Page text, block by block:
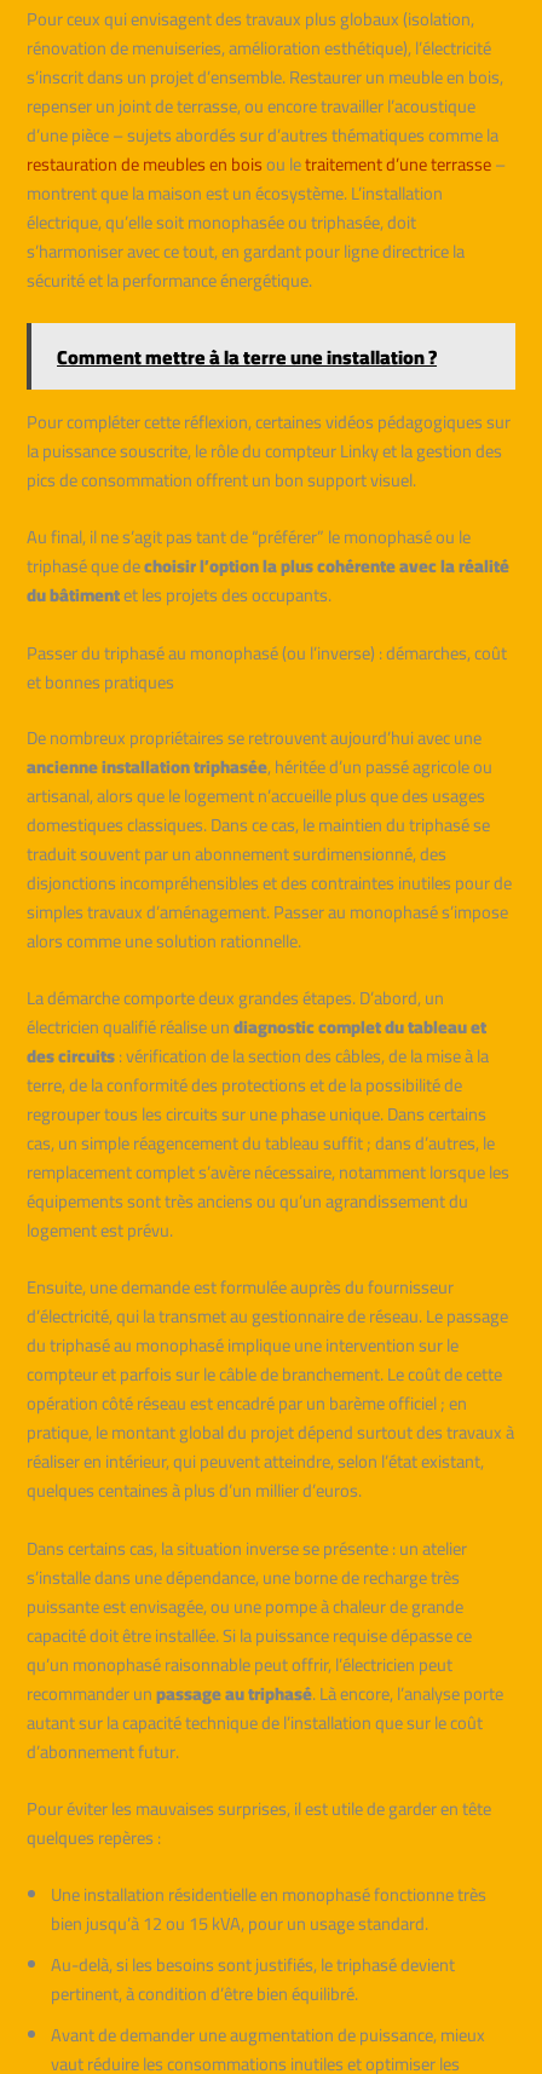
Pour ceux qui envisagent des travaux plus globaux (isolation,
rénovation de menuiseries, amélioration esthétique), l’électricité
s’inscrit dans un projet d’ensemble. Restaurer un meuble en bois,
repenser un joint de terrasse, ou encore travailler l’acoustique
d’une pièce – sujets abordés sur d’autres thématiques comme la
restauration de meubles en boisou letraitement d’une terrasse–
montrent que la maison est un écosystème. L’installation
électrique, qu’elle soit monophasée ou triphasée, doit
s’harmoniser avec ce tout, en gardant pour ligne directrice la
sécurité et la performance énergétique.
Comment mettre à la terre une installation ?
Pour compléter cette réflexion, certaines vidéos pédagogiques sur
la puissance souscrite, le rôle du compteur Linky et la gestion des
pics de consommation offrent un bon support visuel.
Au final, il ne s’agit pas tant de “préférer” le monophasé ou le
triphasé que dechoisir l’option la plus cohérente avec la réalité
du bâtimentet les projets des occupants.
Passer du triphasé au monophasé (ou l’inverse) : démarches, coût
et bonnes pratiques
De nombreux propriétaires se retrouvent aujourd’hui avec une
ancienne installation triphasée, héritée d’un passé agricole ou
artisanal, alors que le logement n’accueille plus que des usages
domestiques classiques. Dans ce cas, le maintien du triphasé se
traduit souvent par un abonnement surdimensionné, des
disjonctions incompréhensibles et des contraintes inutiles pour de
simples travaux d’aménagement. Passer au monophasé s’impose
alors comme une solution rationnelle.
La démarche comporte deux grandes étapes. D’abord, un
électricien qualifié réalise undiagnostic complet du tableau et
des circuits: vérification de la section des câbles, de la mise à la
terre, de la conformité des protections et de la possibilité de
regrouper tous les circuits sur une phase unique. Dans certains
cas, un simple réagencement du tableau suffit ; dans d’autres, le
remplacement complet s’avère nécessaire, notamment lorsque les
équipements sont très anciens ou qu’un agrandissement du
logement est prévu.
Ensuite, une demande est formulée auprès du fournisseur
d’électricité, qui la transmet au gestionnaire de réseau. Le passage
du triphasé au monophasé implique une intervention sur le
compteur et parfois sur le câble de branchement. Le coût de cette
opération côté réseau est encadré par un barème officiel ; en
pratique, le montant global du projet dépend surtout des travaux à
réaliser en intérieur, qui peuvent atteindre, selon l’état existant,
quelques centaines à plus d’un millier d’euros.
Dans certains cas, la situation inverse se présente : un atelier
s’installe dans une dépendance, une borne de recharge très
puissante est envisagée, ou une pompe à chaleur de grande
capacité doit être installée. Si la puissance requise dépasse ce
qu’un monophasé raisonnable peut offrir, l’électricien peut
recommander unpassage au triphasé. Là encore, l’analyse porte
autant sur la capacité technique de l’installation que sur le coût
d’abonnement futur.
Pour éviter les mauvaises surprises, il est utile de garder en tête
quelques repères :
Une installation résidentielle en monophasé fonctionne très
bien jusqu’à 12 ou 15 kVA, pour un usage standard.
Au-delà, si les besoins sont justifiés, le triphasé devient
pertinent, à condition d’être bien équilibré.
Avant de demander une augmentation de puissance, mieux
vaut réduire les consommations inutiles et optimiser les